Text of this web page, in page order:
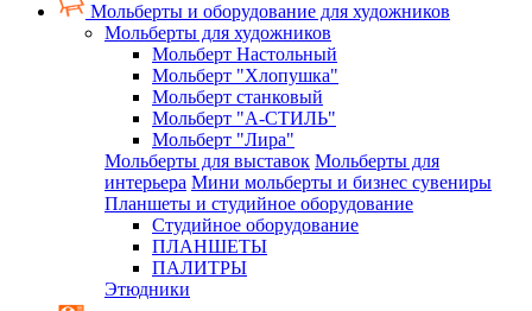
Мольберты и оборудование для художников
Мольберты для художников
Мольберт Настольный
Мольберт "Хлопушка"
Мольберт станковый
Мольберт "А-СТИЛЬ"
Мольберт "Лира"
Мольберты для выставок Мольберты для
интерьера Мини мольберты и бизнес сувениры
Планшеты и студийное оборудование
Студийное оборудование
ПЛАНШЕТЫ
ПАЛИТРЫ
Этюдники